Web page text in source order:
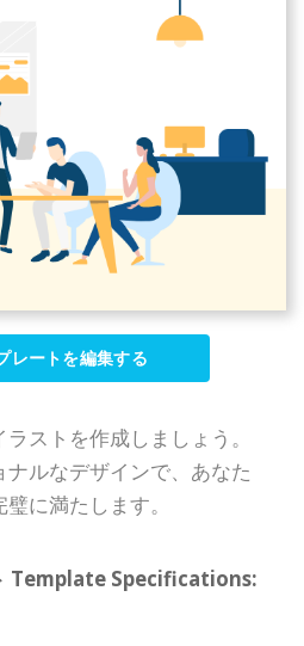
レートを編集する
ストを作成しましょう。
ルなデザインで、あなた
に満たします。
Template Specifications: